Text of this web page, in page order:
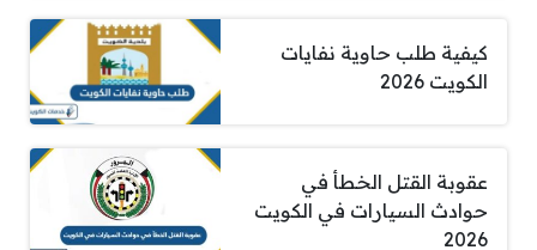
كيفية طلب حاوية نفايات
الكويت 2026
عقوبة القتل الخطأ في
حوادث السيارات في الكويت
2026